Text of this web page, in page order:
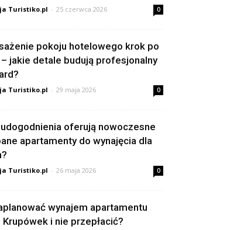
Turistiko.pl - 25 czerwca 2026 0
pokoju hotelowego krok po
jakie detale budują profesjonalny
Turistiko.pl - 29 maja 2026 0
oferują nowoczesne
apartamenty do wynajęcia dla
Turistiko.pl - 26 maja 2026 0
wynajem apartamentu
i nie przepłacić?